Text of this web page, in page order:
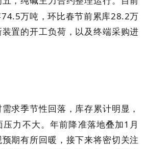
74.5万吨，环比春节前累库28.2万
置的开工负荷，以及终端采购进
求季节性回落，库存累计明显，
压力不大。年前降准落地叠加1 月
期有所回暖，接下来将密切关注